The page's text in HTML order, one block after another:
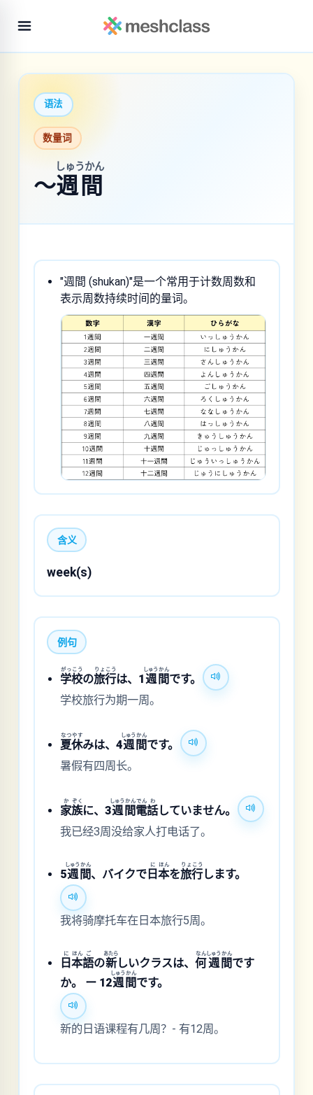
语法
数量词
～週間
しゅうかん
"週間 (shukan)"是一个常用于计数周数和
表示周数持续时间的量词。
含义
week(s)
例句
学
がっ
校
こう
の旅
りょ
行
こう
は、1 週
しゅう
間
かん
です。
学校旅行为期一周。
夏
なつ
休
やす
みは、4週
しゅう
間
かん
です。
暑假有四周长。
家
か
族
ぞく
に、3週
しゅう
間
かん
電
でん
話
わ
していません。
我已经3周没给家人打电话了。
5週
しゅう
間
かん
、バイクで 日
に
本
ほん
を旅
りょ
行
こう
します。
我将骑摩托车在日本旅行5周。
日
に
本
ほん
語
ご
の新
あたら
しいクラスは、何
なん
週
しゅう
間
かん
です
か。 ー 12週
しゅう
間
かん
です。
新的日语课程有几周？- 有12周。